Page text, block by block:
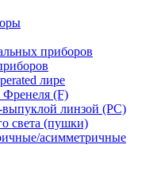
приборов
лире
(F)
линзой (PC)
света (пушки)
асимметричные